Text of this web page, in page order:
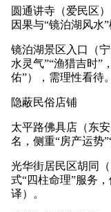
圆通讲寺（爱民区
因果与“镜泊湖风水
镜泊湖景区入口（
水灵气”“渔猎吉时”
佑”），需理性看待。
隐蔽民俗店铺
太平路佛具店（东
名，侧重“房产运势
光华街居民区胡同
式“四柱命理”服务
译）。